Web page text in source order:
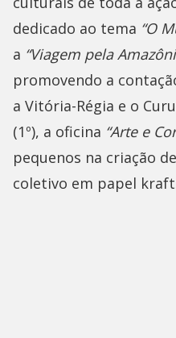
dedicado ao tema “O
a “Viagem pela
promovendo a
a Vitória-Régia e o
(1º), a oficina “Arte e
pequenos na criação
coletivo em papel